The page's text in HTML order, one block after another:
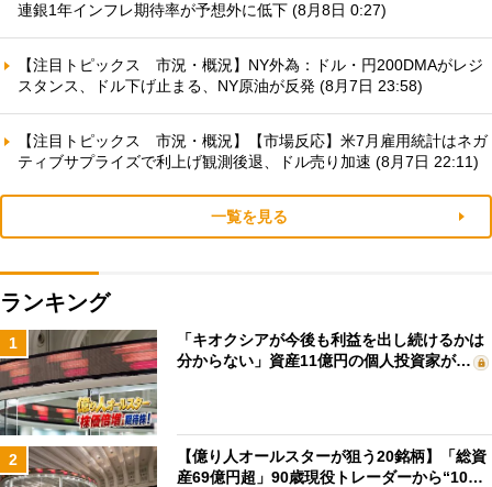
連銀1年インフレ期待率が予想外に低下 (8月8日 0:27)
【注目トピックス 市況・概況】NY外為：ドル・円200DMAがレジ
スタンス、ドル下げ止まる、NY原油が反発 (8月7日 23:58)
【注目トピックス 市況・概況】【市場反応】米7月雇用統計はネガ
ティブサプライズで利上げ観測後退、ドル売り加速 (8月7日 22:11)
一覧を見る
ランキング
1
「キオクシアが今後も利益を出し続けるかは
分からない」資産11億円の個人投資家が…
2
【億り人オールスターが狙う20銘柄】「総資
産69億円超」90歳現役トレーダーから“10…